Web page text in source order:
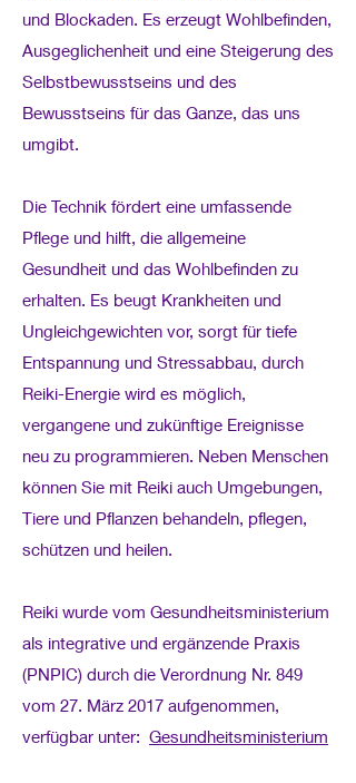
und Blockaden. Es erzeugt Wohlbefinden,
Ausgeglichenheit und eine Steigerung des
Selbstbewusstseins und des
Bewusstseins für das Ganze, das uns
umgibt.
Die Technik fördert eine umfassende
Pflege und hilft, die allgemeine
Gesundheit und das Wohlbefinden zu
erhalten. Es beugt Krankheiten und
Ungleichgewichten vor, sorgt für tiefe
Entspannung und Stressabbau, durch
Reiki-Energie wird es möglich,
vergangene und zukünftige Ereignisse
neu zu programmieren. Neben Menschen
können Sie mit Reiki auch Umgebungen,
Tiere und Pflanzen behandeln, pflegen,
schützen und heilen.
Reiki wurde vom Gesundheitsministerium
als integrative und ergänzende Praxis
(PNPIC) durch die Verordnung Nr. 849
vom 27. März 2017 aufgenommen,
verfügbar unter: Gesundheitsministerium